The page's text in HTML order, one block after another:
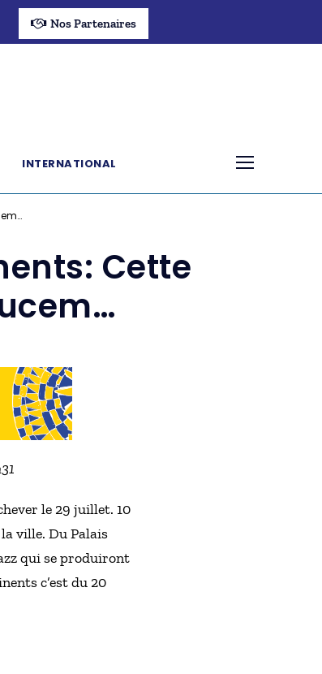
Nos Partenaires
INTERNATIONAL
Cette
le 29 juillet. 10
ville. Du Palais
qui se produiront
c’est du 20